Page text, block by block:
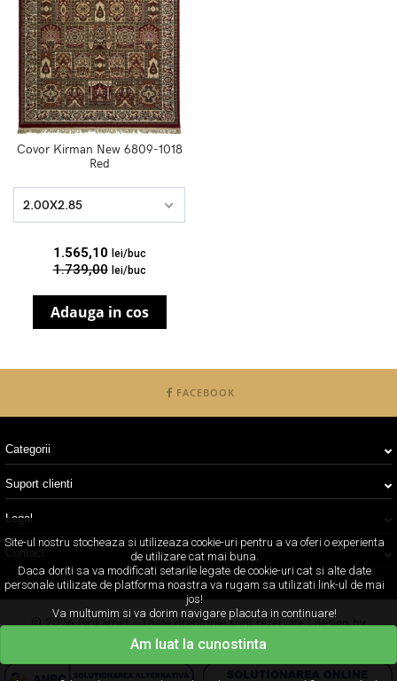
Covor Kirman New 6809-1018
Red
2.00X2.85
1.565,10 lei/buc
1.739,00 lei/buc
Adauga in cos
FACEBOOK
Categorii
Suport clienti
Legal
Contact
© 2026 Biokarpet - Toate drepturile sunt rezervate | design by
Concept24
Site-ul nostru stocheaza si utilizeaza cookie-uri pentru a va oferi o experienta
de utilizare cat mai buna.
Daca doriti sa va modificati setarile legate de cookie-uri cat si alte date
personale utilizate de platforma noastra va rugam sa utilizati link-ul de mai
jos!
Va multumim si va dorim navigare placuta in continuare!
Am luat la cunostinta